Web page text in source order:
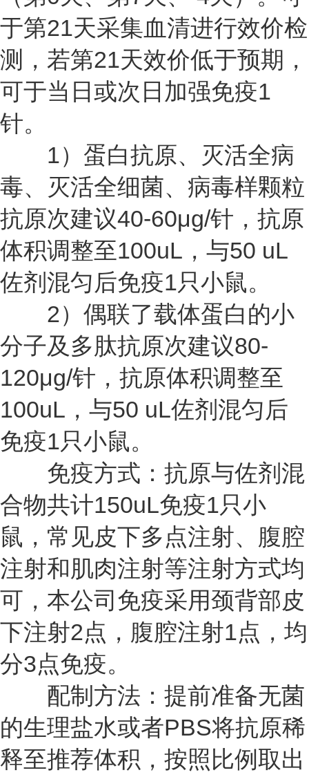
于第21天采集血清进行效价检
测，若第21天效价低于预期，
可于当日或次日加强免疫1
针。
1）蛋白抗原、灭活全病
毒、灭活全细菌、病毒样颗粒
抗原次建议40-60μg/针，抗原
体积调整至100uL，与50 uL
佐剂混匀后免疫1只小鼠。
2）偶联了载体蛋白的小
分子及多肽抗原次建议80-
120μg/针，抗原体积调整至
100uL，与50 uL佐剂混匀后
免疫1只小鼠。
免疫方式：抗原与佐剂混
合物共计150uL免疫1只小
鼠，常见皮下多点注射、腹腔
注射和肌肉注射等注射方式均
可，本公司免疫采用颈背部皮
下注射2点，腹腔注射1点，均
分3点免疫。
配制方法：提前准备无菌
的生理盐水或者PBS将抗原稀
释至推荐体积，按照比例取出